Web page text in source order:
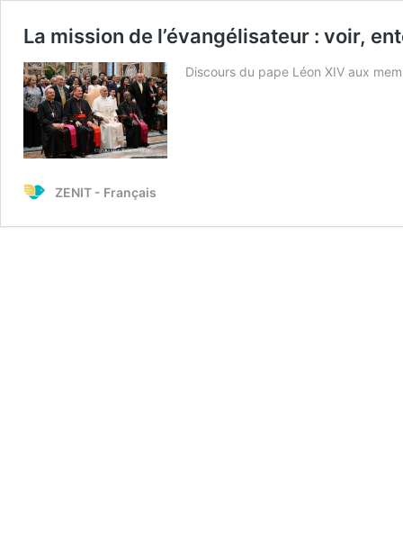
La mission de l’évangélisateur : voir,
Discours du pape Léon XIV aux
ZENIT - Français